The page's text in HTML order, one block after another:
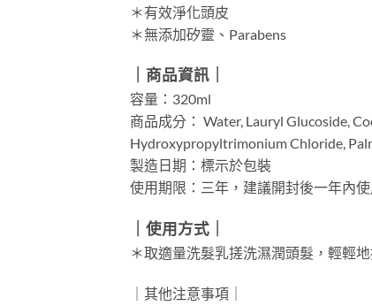
＊有效淨化頭皮
＊無添加矽靈、Parabens
｜商品資訊｜
容量：320ml
商品成分： Water, Lauryl Glucoside,
Hydroxypropyltrimonium Chloride,
製造日期：標示於包裝
使用期限：三年，建議開封後一年內
｜使用方式｜
＊取適量洗髮乳搓洗濕潤頭髮，輕輕
｜其他注意事項｜